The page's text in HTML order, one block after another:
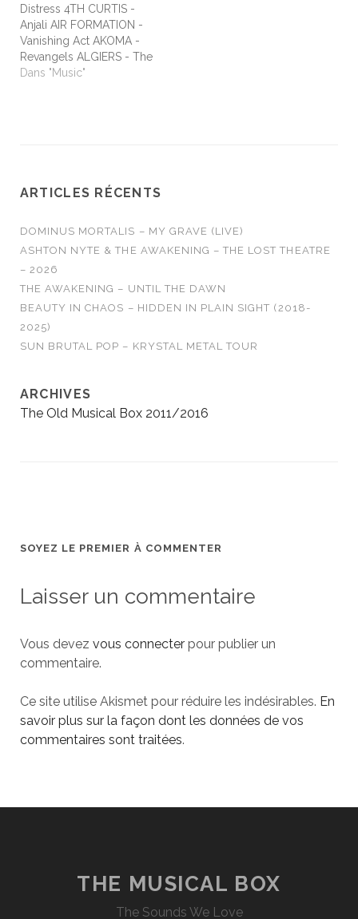
Distress 4TH CURTIS -
Anjali AIR FORMATION -
Vanishing Act AKOMA -
Revangels ALGIERS - The
Underside of Power
Dans "Music"
ARTICLES RÉCENTS
DOMINUS MORTALIS – MY GRAVE (LIVE)
ASHTON NYTE & THE AWAKENING – THE LOST THEATRE
– 2026
THE AWAKENING – UNTIL THE DAWN
BEAUTY IN CHAOS – HIDDEN IN PLAIN SIGHT (2018-
2025)
SUN BRUTAL POP – KRYSTAL METAL TOUR
ARCHIVES
The Old Musical Box 2011/2016
SOYEZ LE PREMIER À COMMENTER
Laisser un commentaire
Vous devez vous connecterpour publier un
commentaire.
Ce site utilise Akismet pour réduire les indésirables. En
savoir plus sur la façon dont les données de vos
commentaires sont traitées.
THE MUSICAL BOX
The Sounds We Love